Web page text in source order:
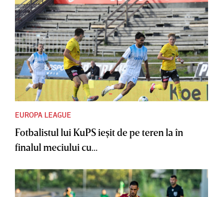
EUROPA LEAGUE
Fotbalistul lui KuPS ieşit de pe teren la în
finalul meciului cu...